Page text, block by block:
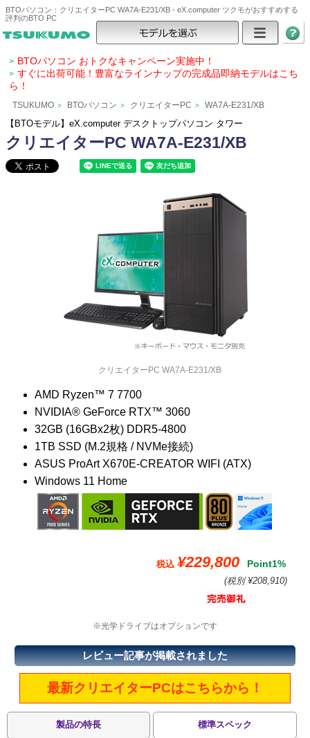
BTOパソコン：クリエイターPC WA7A-E231/XB - eX.computer ツクモがおすすめする
評判のBTO PC
> BTOパソコン おトクなキャンペーン実施中！
> すぐに出荷可能！豊富なラインナップの完成品即納モデルはこち
ら！
TSUKUMO > BTOパソコン > クリエイターPC > WA7A-E231/XB
【BTOモデル】eX.computer デスクトップパソコン タワー
クリエイターPC WA7A-E231/XB
クリエイターPC WA7A-E231/XB
AMD Ryzen™ 7 7700
NVIDIA® GeForce RTX™ 3060
32GB (16GBx2枚) DDR5-4800
1TB SSD (M.2規格 / NVMe接続)
ASUS ProArt X670E-CREATOR WIFI (ATX)
Windows 11 Home
税込 ¥229,800 Point1%
(税別 ¥208,910)
※光学ドライブはオプションです
レビュー記事が掲載されました
最新クリエイターPCはこちらから！
製品の特長 標準スペック